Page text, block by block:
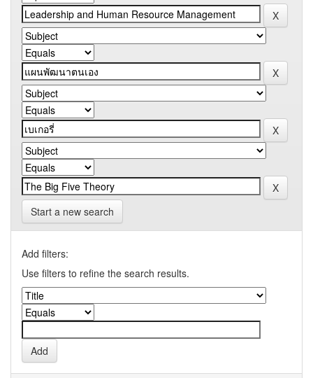
Start a new search
Add filters:
Use filters to refine the search results.